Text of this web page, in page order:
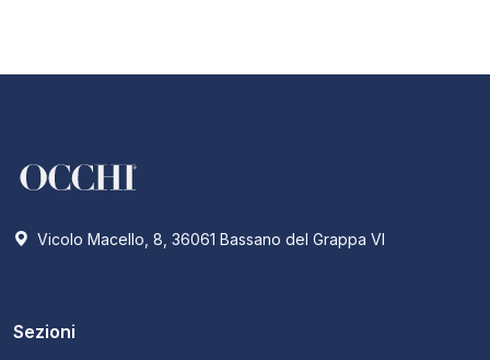
Vicolo Macello, 8, 36061 Bassano del Grappa VI
Sezioni